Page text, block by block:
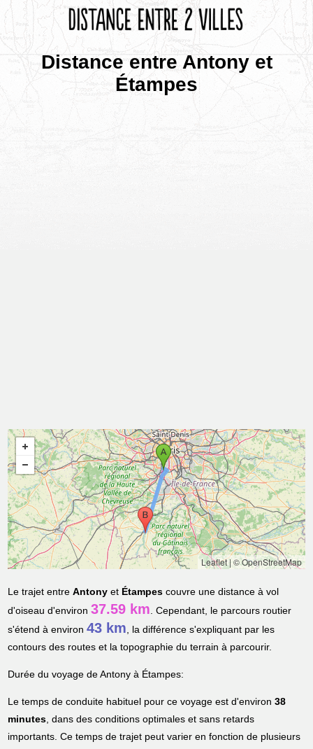
Distance entre Antony et
Étampes
Leaflet| © OpenStreetMap
Le trajet entreAntony et Étampes couvre une distance à vol
d'oiseau d'environ37.59 km. Cependant, le parcours routier
s'étend à environ43 km, la différence s'expliquant par les
contours des routes et la topographie du terrain à parcourir.
Durée du voyage de Antony à Étampes:
Le temps de conduite habituel pour ce voyage est d'environ38
minutes, dans des conditions optimales et sans retards
importants. Ce temps de trajet peut varier en fonction de plusieurs